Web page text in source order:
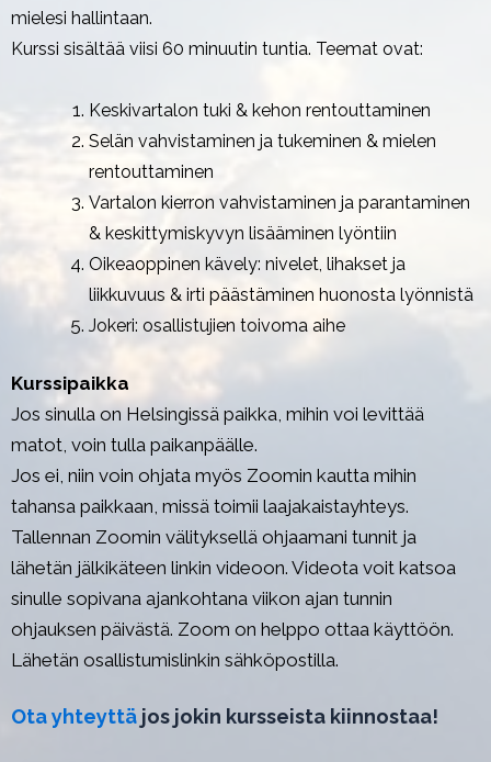
mielesi hallintaan.
Kurssi sisältää viisi 60 minuutin tuntia. Teemat ovat:
Keskivartalon tuki & kehon rentouttaminen
Selän vahvistaminen ja tukeminen & mielen
rentouttaminen
Vartalon kierron vahvistaminen ja parantaminen
& keskittymiskyvyn lisääminen lyöntiin
Oikeaoppinen kävely: nivelet, lihakset ja
liikkuvuus & irti päästäminen huonosta lyönnistä
Jokeri: osallistujien toivoma aihe
Kurssipaikka
Jos sinulla on Helsingissä paikka, mihin voi levittää
matot, voin tulla paikanpäälle.
Jos ei, niin voin ohjata myös Zoomin kautta mihin
tahansa paikkaan, missä toimii laajakaistayhteys.
Tallennan Zoomin välityksellä ohjaamani tunnit ja
lähetän jälkikäteen linkin videoon. Videota voit katsoa
sinulle sopivana ajankohtana viikon ajan tunnin
ohjauksen päivästä. Zoom on helppo ottaa käyttöön.
Lähetän osallistumislinkin sähköpostilla.
Ota yhteyttä jos jokin kursseista kiinnostaa!